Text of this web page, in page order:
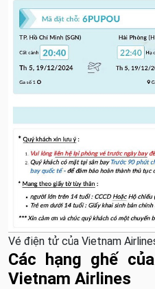
Vé điện tử của Vietnam
Các hạng ghế
Vietnam Airlines